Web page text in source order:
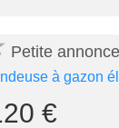
Petite
à gazon
€